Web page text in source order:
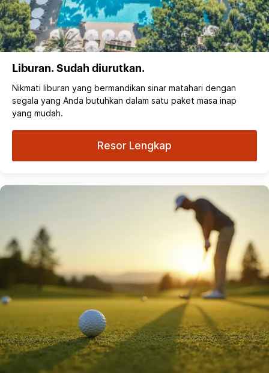
Liburan. Sudah diurutkan.
Nikmati liburan yang bermandikan sinar matahari dengan
segala yang Anda butuhkan dalam satu paket masa inap
yang mudah.
Resor Lengkap